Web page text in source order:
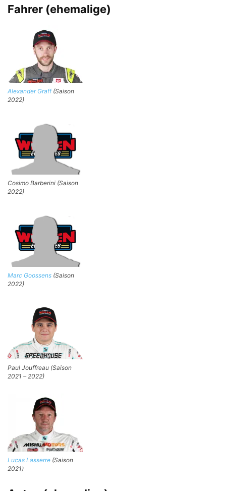
Fahrer (ehemalige)
Alexander Graff(Saison
2022)
Cosimo Barberini (Saison
2022)
Marc Goossens (Saison
2022)
Paul Jouffreau (Saison
2021 – 2022)
Lucas Lasserre (Saison
2021)